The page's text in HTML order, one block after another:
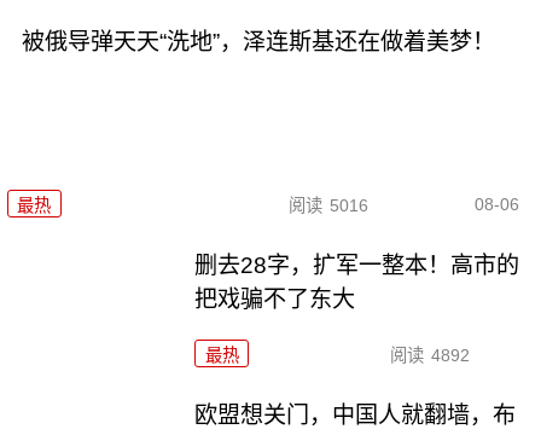
被俄导弹天天“洗地”，泽连斯基还在做着美梦！
最热 阅读 5016 08-06
删去28字，扩军一整本！高市的
把戏骗不了东大
最热 阅读 4892
欧盟想关门，中国人就翻墙，布